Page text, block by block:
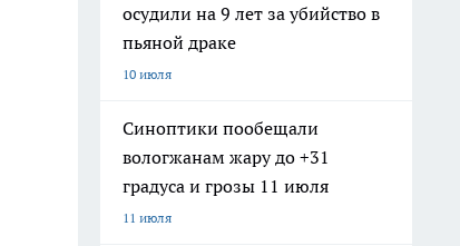
осудили на 9 лет за убийство в
пьяной драке
10 июля
Синоптики пообещали
вологжанам жару до +31
градуса и грозы 11 июля
11 июля